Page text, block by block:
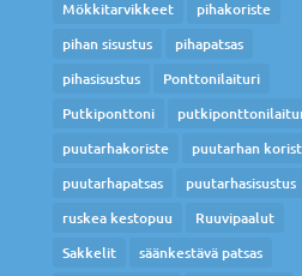
Mökkitarvikkeet
pihakoriste
pihan sisustus
pihapatsas
pihasisustus
Ponttonilaituri
Putkiponttoni
puutarhakoriste
puutarhan
puutarhapatsas
puutarhasisustus
ruskea kestopuu
Ruuvipaalut
Sakkelit
säänkestävä patsas